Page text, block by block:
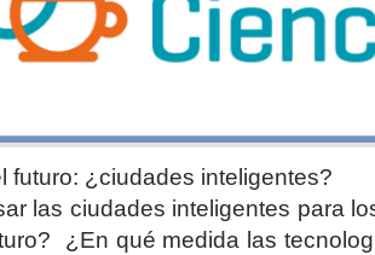
futuro: ¿ciudades inteligentes?
las ciudades inteligentes para
¿En qué medida las